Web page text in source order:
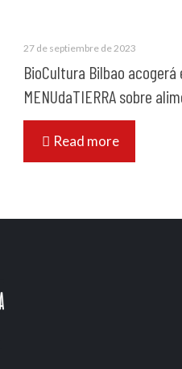
27 de septiembre de 2023
BioCultura Bilbao acogerá
MENUdaTIERRA sobre
Read more